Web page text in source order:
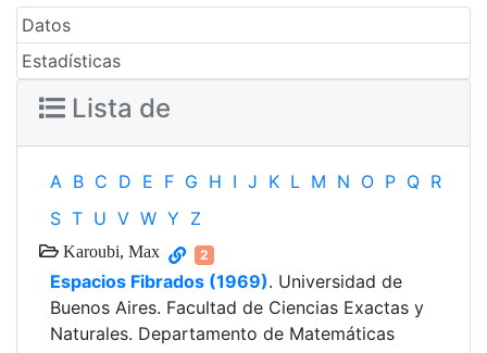
Datos
Estadísticas
Lista de
A B C D E F G H I J K L M N O P Q R
S T U V W Y Z
Karoubi, Max 2
Espacios Fibrados (1969). Universidad de
Buenos Aires. Facultad de Ciencias Exactas y
Naturales. Departamento de Matemáticas